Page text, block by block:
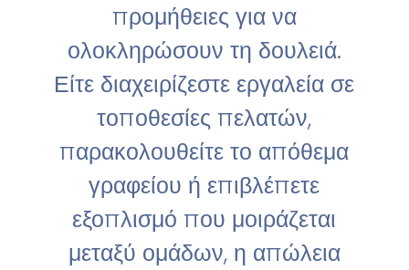
προμήθειες για να
ολοκληρώσουν τη δουλειά.
Είτε διαχειρίζεστε εργαλεία σε
τοποθεσίες πελατών,
παρακολουθείτε το απόθεμα
γραφείου ή επιβλέπετε
εξοπλισμό που μοιράζεται
μεταξύ ομάδων, η απώλεια